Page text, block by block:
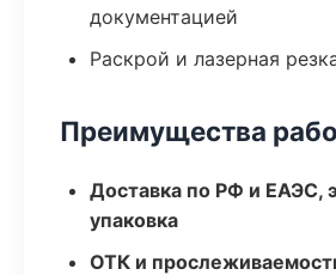
документацией
Раскрой и лазерная
Преимущества
Доставка по РФ и ЕАЭС,
упаковка
ОТК и